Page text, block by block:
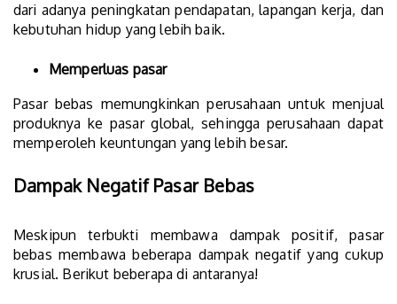
dari adanya peningkatan pendapatan, lapangan kerja, dan
kebutuhan hidup yang lebih baik.
Memperluas pasar
Pasar bebas memungkinkan perusahaan untuk menjual
produknya ke pasar global, sehingga perusahaan dapat
memperoleh keuntungan yang lebih besar.
Dampak Negatif Pasar Bebas
Meskipun terbukti membawa dampak positif, pasar
bebas membawa beberapa dampak negatif yang cukup
krusial. Berikut beberapa di antaranya!